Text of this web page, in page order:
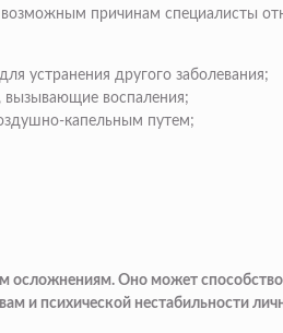
причинам специалисты
устранения другого заболевания;
вызывающие воспаления;
капельным путем;
Оно может
и психической нестабильности